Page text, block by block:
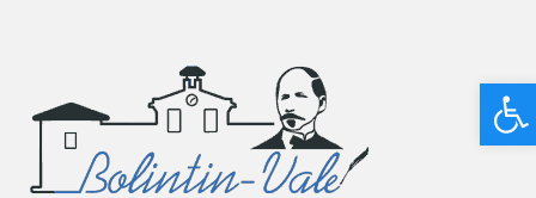
Deschide bara de unelte